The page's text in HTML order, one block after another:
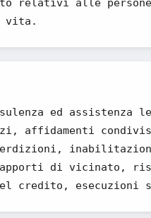
alle persone
vita.
ed
affidamenti
di vicinato,
credito, esecuzioni